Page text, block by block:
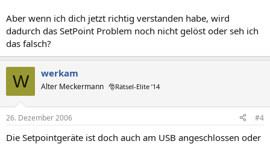
Aber wenn ich dich jetzt richtig verstanden habe, wird
dadurch das SetPoint Problem noch nicht gelöst oder seh ich
das falsch?
W werkam
Alter Meckermann 🎅Rätsel-Elite ’14
26. Dezember 2006 #4
Die Setpointgeräte ist doch auch am USB angeschlossen oder